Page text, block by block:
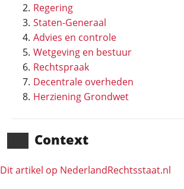
Regering
Staten-Generaal
Advies en controle
Wetgeving en bestuur
Rechtspraak
Decentrale overheden
Herziening Grondwet
Context
Dit artikel op NederlandRechts­staat.nl